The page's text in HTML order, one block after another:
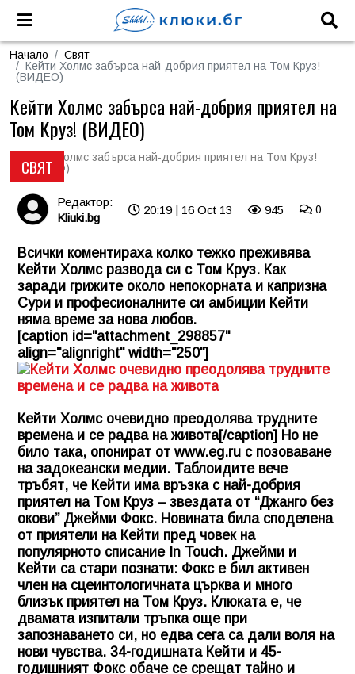
Начало
Свят
Кейти Холмс забърса най-добрия приятел на Том Круз!
(ВИДЕО)
СВЯТ
Кейти Холмс забърса най-добрия приятел на
Том Круз! (ВИДЕО)
Редактор:
Kliuki.bg
20:19 | 16 Oct 13 945 0
Всички коментираха колко тежко преживява
Кейти Холмс развода си с Том Круз. Как
заради грижите около непокорната и капризна
Сури и професионалните си амбиции Кейти
няма време за нова любов.
[caption id="attachment_298857"
align="alignright" width="250"]
Кейти Холмс очевидно преодолява трудните
времена и се радва на живота[/caption] Но не
било така, опонират от www.eg.ru с позоваване
на задокеански медии. Таблоидите вече
тръбят, че Кейти има връзка с най-добрия
приятел на Том Круз – звездата от “Джанго без
окови” Джейми Фокс. Новината била споделена
от приятели на Кейти пред човек на
популярното списание In Touch. Джейми и
Кейти са стари познати: Фокс е бил активен
член на сцеинтологичната църква и много
близък приятел на Том Круз. Клюката е, че
двамата изпитали тръпка още при
запознаването си, но едва сега са дали воля на
нови чувства. 34-годишната Кейти и 45-
годишният Фокс обаче се срещат тайно и